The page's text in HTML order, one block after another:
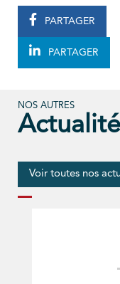
PARTAGER
PARTAGER
NOS AUTRES
Voir toutes nos